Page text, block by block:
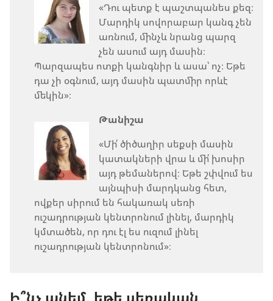
«Դու պետք է պաշտպանես քեզ։
Մարդիկ սովորաբար կանգ չեն
առնում, մինչև նրանց պարզ
չեն ասում այդ մասին։
Պարզապես ոտքի կանգնիր և ասա՝ ոչ։ Եթե
դա չի օգնում, այդ մասին պատմիր որևէ
մեկին»։
Թանիշա
«Մի՛ ծիծաղիր սեքսի մասին
կատակների վրա և մի՛ խոսիր
այդ թեմաներով։ Եթե շփվում ես
այնպիսի մարդկանց հետ,
ովքեր սիրում են հակառակ սեռի
ուշադրության կենտրոնում լինել, մարդիկ
կմտածեն, որ դու էլ ես ուզում լինել
ուշադրության կենտրոնում»։